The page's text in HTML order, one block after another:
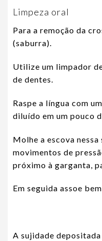
Limpeza oral
Para a remoção da
(saburra).
Utilize um limpador
de dentes.
Raspe a língua com
diluído em um pouco
Molhe a escova
movimentos de
próximo à garganta,
Em seguida assoe
A sujidade